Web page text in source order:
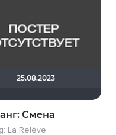
25.08.2023
Смена
La Relève